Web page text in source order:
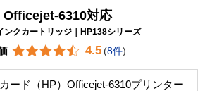
Officejet-6310対応
ンクカートリッジ｜HP138シリーズ
4.5 (8件)
ード（HP）Officejet-6310プリンター